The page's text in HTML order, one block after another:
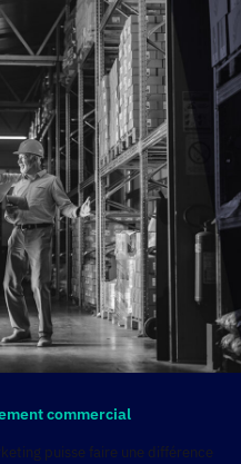
commercial
puisse faire une différence